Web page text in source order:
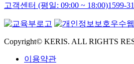
고객센터 (평일: 09:00 ~ 18:00)1599-
Copyright© KERIS. ALL RIGHTS
이용약관